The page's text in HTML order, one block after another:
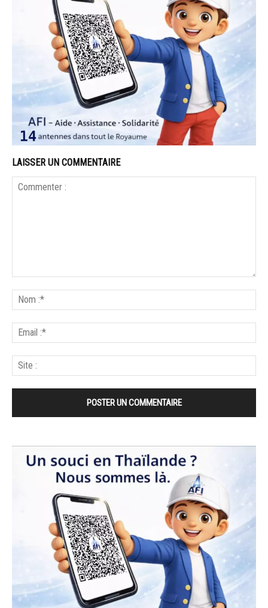
LAISSER UN COMMENTAIRE